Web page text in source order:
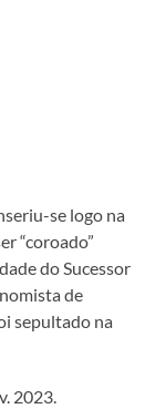
se logo na
“coroado”
do Sucessor
de
sepultado na
2023.